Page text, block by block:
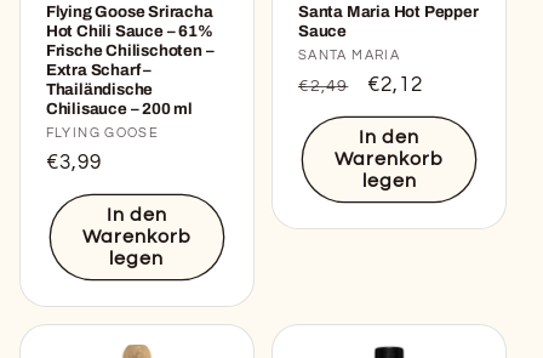
Flying Goose Sriracha
Hot Chili Sauce – 61%
Frische Chilischoten –
Extra Scharf –
Thailändische
Chilisauce – 200 ml
Anbieter:
FLYING GOOSE
Normaler
Preis
€3,99
In den
Warenkorb
legen
Santa Maria Hot Pepper
Sauce
Anbieter:
SANTA MARIA
Normaler
Preis
€2,49 Verkaufspreis
€2,12
In den
Warenkorb
legen